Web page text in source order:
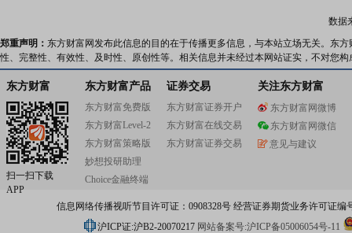
于2026-07-15召开
2026-07-10
股权质押：截止2026年07月10
亿股，质押总笔数9笔
2026-07-03
股权质押：截止2026年07月03
数据
郑重声明： 东方财富网发布此信息的目的在于传播更多信息，与本站立场无关。东
性、完整性、有效性、及时性、原创性等。相关信息并未经过本网站证实，不对您
东方财富
扫一扫下载
APP
东方财富产品
东方财富免费版
东方财富Level-2
东方财富策略版
妙想投研助理
Choice金融终端
证券交易
东方财富证券开户
东方财富在线交易
东方财富证券交易
关注东方财富
东方财富网微博
东方财富网微信
意见与建议
信息网络传播视听节目许可证：0908328号 经营证券期货业务许可证编
沪ICP证:沪B2-20070217 网站备案号:沪ICP备05006054号-11